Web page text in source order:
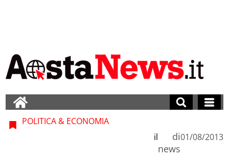
POLITICA & ECONOMIA
di
news
il 01/08/2013